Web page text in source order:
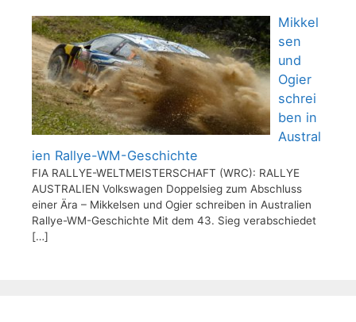
Mikkel
sen
und
Ogier
schrei
ben in
Austral
ien Rallye-WM-Geschichte
FIA RALLYE-WELTMEISTERSCHAFT (WRC): RALLYE
AUSTRALIEN Volkswagen Doppelsieg zum Abschluss
einer Ära – Mikkelsen und Ogier schreiben in Australien
Rallye-WM-Geschichte Mit dem 43. Sieg verabschiedet
[…]